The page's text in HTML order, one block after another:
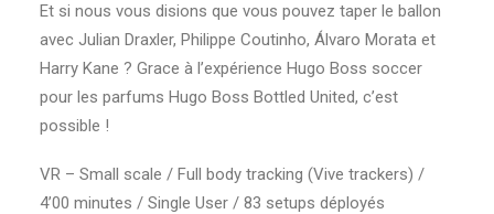
RECHERCHE
Et si nous vous disions que vous pouvez taper le ballon
avec Julian Draxler, Philippe Coutinho, Álvaro Morata et
Harry Kane ? Grace à l’expérience Hugo Boss soccer
pour les parfums Hugo Boss Bottled United, c’est
possible !
VR – Small scale / Full body tracking (Vive trackers) /
4’00 minutes / Single User / 83 setups déployés